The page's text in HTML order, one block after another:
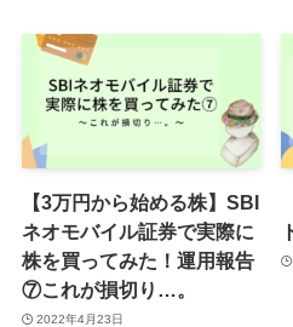
【3万円から始める株】SBI
ネオモバイル証券で実際に
株を買ってみた！運用報告
⑦これが損切り…。
2022年4月23日